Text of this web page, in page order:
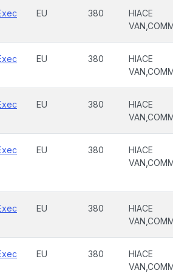
EU 380
HIACE
EU 380
HIACE
EU 380
HIACE
EU 380
HIACE
EU 380
HIACE
EU 380
HIACE